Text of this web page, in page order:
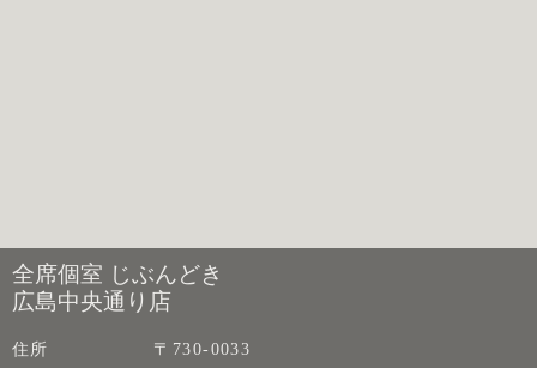
全席個室 じぶんどき
広島中央通り店
住所
〒730-0033